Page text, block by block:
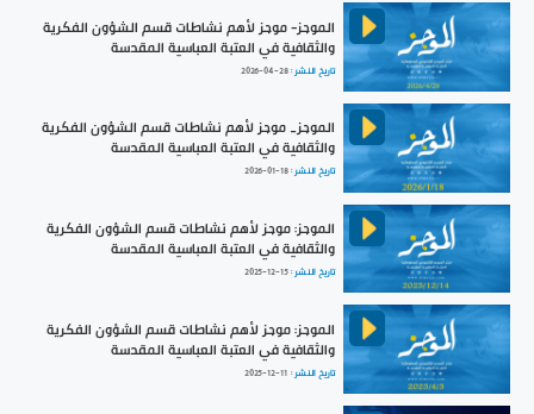
الموجز- موجز لأهم نشاطات قسم الشؤون الفكرية
والثقافية في العتبة العباسية المقدسة
تاريخ النشر :2026-04-28
الموجز_ موجز لأهم نشاطات قسم الشؤون الفكرية
والثقافية في العتبة العباسية المقدسة
تاريخ النشر :2026-01-18
الموجز: موجز لأهم نشاطات قسم الشؤون الفكرية
والثقافية في العتبة العباسية المقدسة
تاريخ النشر :2025-12-15
الموجز: موجز لأهم نشاطات قسم الشؤون الفكرية
والثقافية في العتبة العباسية المقدسة
تاريخ النشر : 2025-12-11